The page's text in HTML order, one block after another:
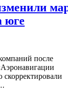
юге
после